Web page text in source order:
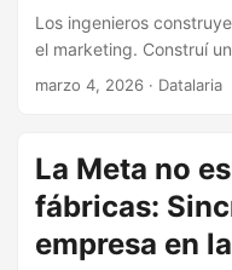
Los ingenieros
el marketing. Construí
con Gemini para
marzo 4, 2026 · Datalaria
La Meta no
fábricas:
empresa en